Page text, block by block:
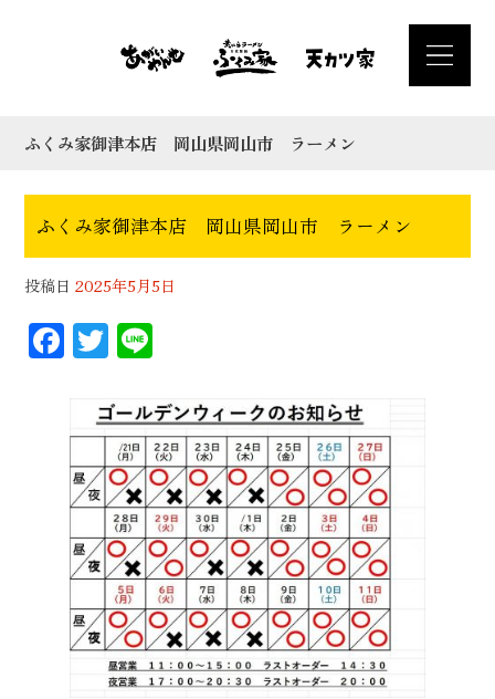
ふくみ家御津本店 岡山県岡山市 ラーメン
ふくみ家御津本店 岡山県岡山市 ラーメン
投稿日 2025年5月5日
F
ac
eb
oo
k
T
wi
tt
er
e